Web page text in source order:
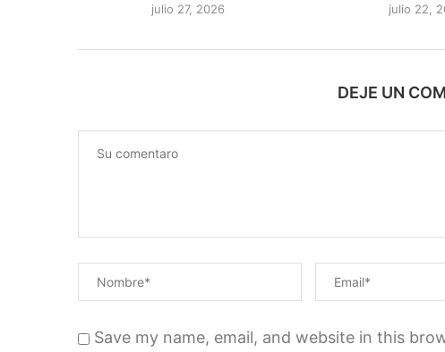
julio 27, 2026 julio 22,
DEJE UN
Save my name, email, and website in this